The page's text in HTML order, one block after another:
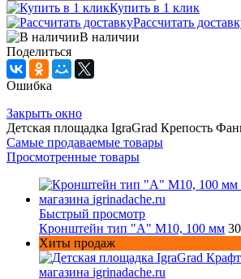
Купить в 1 клик
Рассчитать
В наличии
Поделиться
Ошибка
Закрыть окно
Детская площадка IgraGrad Крепость
Самые продаваемые товары
Просмотренные товары
Быстрый просмотр
Кронштейн тип "A" M10, 100 мм
Хиты продаж